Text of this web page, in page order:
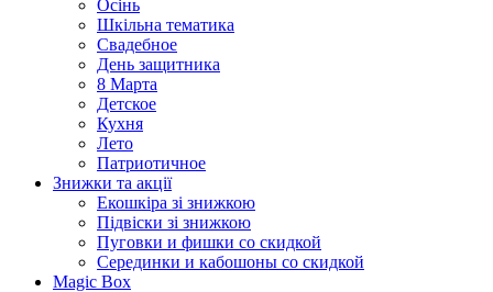
Осінь
Шкільна тематика
Свадебное
День защитника
8 Марта
Детское
Кухня
Лето
Патриотичное
Знижки та акції
Екошкіра зі знижкою
Підвіски зі знижкою
Пуговки и фишки со скидкой
Серединки и кабошоны со скидкой
Magic Box